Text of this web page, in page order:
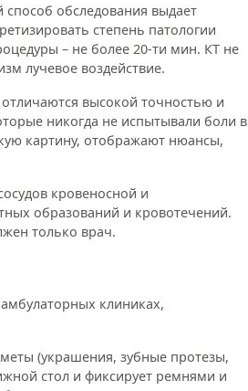
обследования выдает
степень патологии
– не более 20-ти мин. КТ не
лучевое воздействие.
высокой точностью и
никогда не испытывали боли в
картину, отображают нюансы,
кровеносной и
образований и кровотечений.
только врач.
клиниках,
(украшения, зубные протезы,
стол и фиксирует ремнями и